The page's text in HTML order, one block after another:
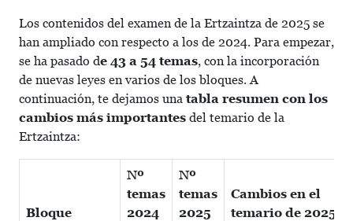
Los contenidos del examen de la Ertzaintza de 2025 se
han ampliado con respecto a los de 2024. Para empezar,
se ha pasado de 43 a 54 temas, con la incorporación
de nuevas leyes en varios de los bloques. A
continuación, te dejamos una tabla resumen con los
cambios más importantes del temario de la
Ertzaintza:
Bloque
Nº
temas
2024
Nº
temas
2025
Cambios en el
temario de 2025